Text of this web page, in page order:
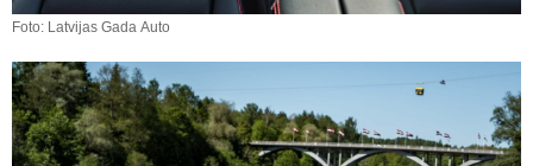
Foto: Latvijas Gada Auto